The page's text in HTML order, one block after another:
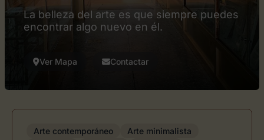
La belleza del arte es que siempre puedes
encontrar algo nuevo en él.
Ver Mapa Contactar
Arte contemporáneo
Arte minimalista